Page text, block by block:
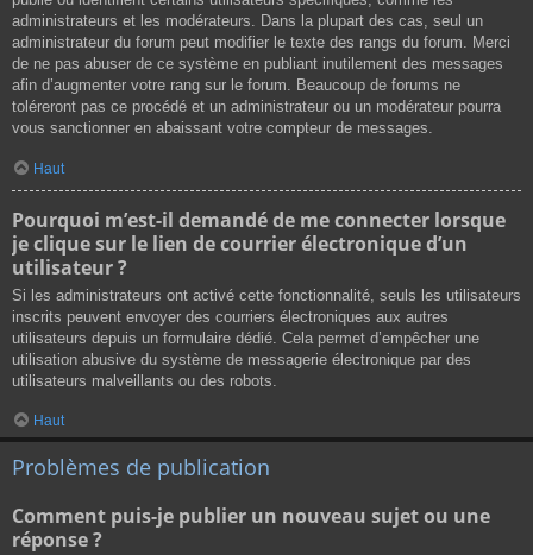
administrateurs et les modérateurs. Dans la plupart des cas, seul un
administrateur du forum peut modifier le texte des rangs du forum. Merci
de ne pas abuser de ce système en publiant inutilement des messages
afin d’augmenter votre rang sur le forum. Beaucoup de forums ne
toléreront pas ce procédé et un administrateur ou un modérateur pourra
vous sanctionner en abaissant votre compteur de messages.
Haut
Pourquoi m’est-il demandé de me connecter lorsque
je clique sur le lien de courrier électronique d’un
utilisateur ?
Si les administrateurs ont activé cette fonctionnalité, seuls les utilisateurs
inscrits peuvent envoyer des courriers électroniques aux autres
utilisateurs depuis un formulaire dédié. Cela permet d’empêcher une
utilisation abusive du système de messagerie électronique par des
utilisateurs malveillants ou des robots.
Haut
Problèmes de publication
Comment puis-je publier un nouveau sujet ou une
réponse ?